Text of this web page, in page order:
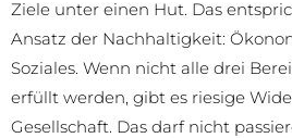
Ziele unter einen Hut. Das
Ansatz der Nachhaltigkeit:
Soziales. Wenn nicht alle drei
erfüllt werden, gibt es riesige
Gesellschaft. Das darf nicht